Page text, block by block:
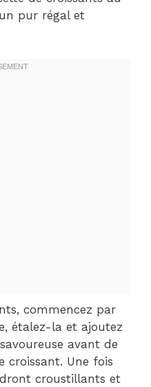
pur régal et
commencez par
étalez-la et ajoutez
avant de
croissant. Une fois
croustillants et